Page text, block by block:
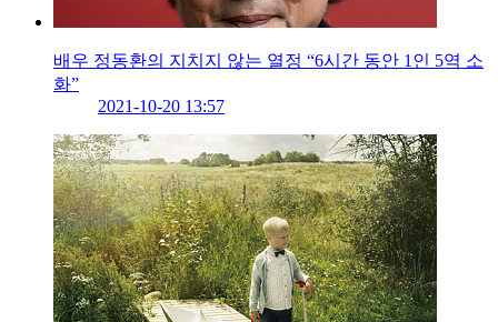
배우 정동환의 지치지 않는 열정 “6시간 동안 1인 5역 소
화”
2021-10-20 13:57